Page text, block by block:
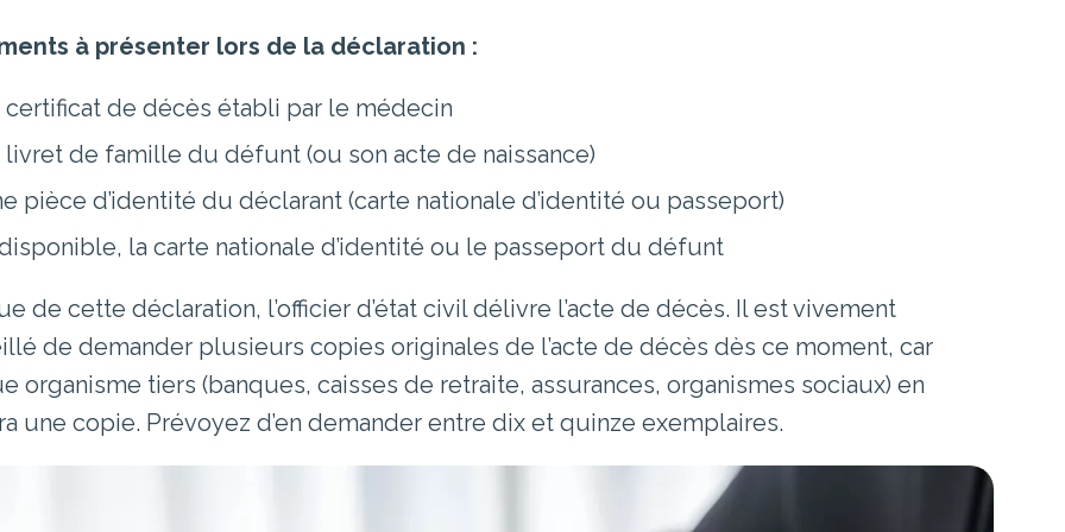
à présenter lors de la déclaration :
certificat de décès établi par le médecin
livret de famille du défunt (ou son acte de naissance)
pièce d’identité du déclarant (carte nationale d’identité ou passeport)
la carte nationale d’identité ou le passeport du défunt
de cette déclaration, l’officier d’état civil délivre l’acte de décès. Il est vivement
de demander plusieurs copies originales de l’acte de décès dès ce moment, car
organisme tiers (banques, caisses de retraite, assurances, organismes sociaux) en
une copie. Prévoyez d’en demander entre dix et quinze exemplaires.